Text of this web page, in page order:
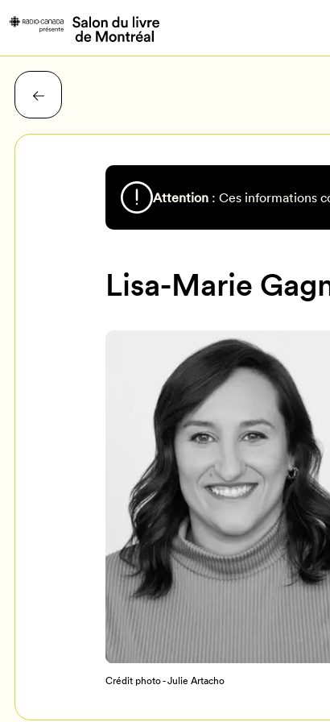
Programmation
Attention : Ces informations
Lisa-Marie
Crédit photo - Julie Artacho